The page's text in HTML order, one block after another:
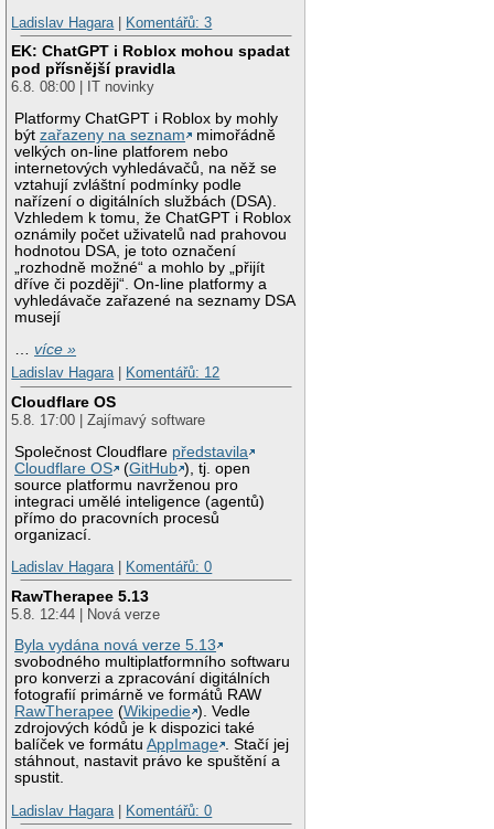
Ladislav Hagara
Komentářů: 3
EK: ChatGPT i Roblox mohou spadat
pod přísnější pravidla
6.8. 08:00 | IT novinky
Platformy ChatGPT i Roblox by mohly
býtzařazeny na seznam
mimořádně
velkých on-line platforem nebo
internetových vyhledávačů, na něž se
vztahují zvláštní podmínky podle
nařízení o digitálních službách (DSA).
Vzhledem k tomu, že ChatGPT i Roblox
oznámily počet uživatelů nad prahovou
hodnotou DSA, je toto označení
„rozhodně možné“ a mohlo by „přijít
dříve či později“. On-line platformy a
vyhledávače zařazené na seznamy DSA
musejí
…více »
Ladislav Hagara| Komentářů: 12
Cloudflare OS
5.8. 17:00 | Zajímavý software
Společnost Cloudflare představila
Cloudflare OS
(GitHub ), tj. open
source platformu navrženou pro
integraci umělé inteligence (agentů)
přímo do pracovních procesů
organizací.
Ladislav Hagara| Komentářů: 0
RawTherapee 5.13
5.8. 12:44 | Nová verze
Byla vydána nová verze 5.13
svobodného multiplatformního softwaru
pro konverzi a zpracování digitálních
fotografií primárně ve formátů RAW
RawTherapee (Wikipedie ). Vedle
zdrojových kódů je k dispozici také
balíček ve formátuAppImage . Stačí jej
stáhnout, nastavit právo ke spuštění a
spustit.
Ladislav Hagara| Komentářů: 0